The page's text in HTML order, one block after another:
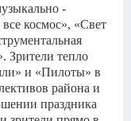
-
космос», «Свет
Зрители тепло
и «Пилоты» в
района и
праздника